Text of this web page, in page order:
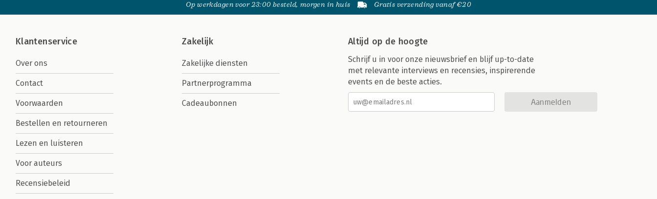
Op werkdagen voor 23:00 besteld, morgen in huis Gratis verzending vanaf €20
Klantenservice
Over ons
Contact
Voorwaarden
Bestellen en retourneren
Lezen en luisteren
Voor auteurs
Recensiebeleid
Zakelijk
Zakelijke diensten
Partnerprogramma
Cadeaubonnen
Altijd op de hoogte
Schrijf u in voor onze nieuwsbrief en blijf up-to-date
met relevante interviews en recensies, inspirerende
events en de beste acties.
Aanmelden